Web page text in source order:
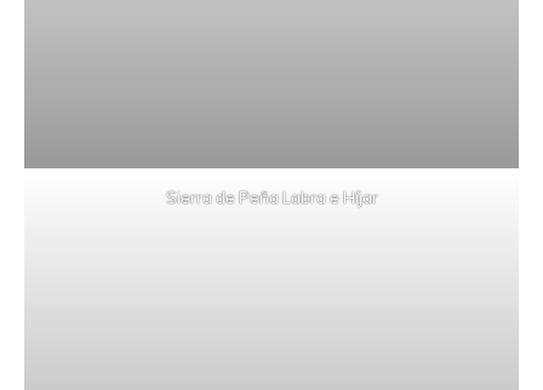
Sierra de Peña Labra e Híjar